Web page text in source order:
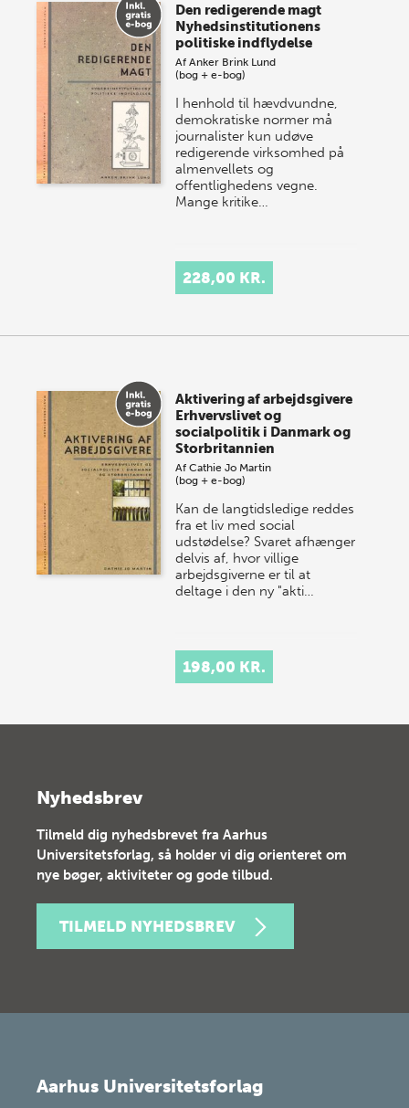
Den redigerende magt
Nyhedsinstitutionens
politiske indflydelse
AfAnker Brink Lund
(bog + e-bog)
I henhold til hævdvundne,
demokratiske normer må
journalister kun udøve
redigerende virksomhed på
almenvellets og
offentlighedens vegne.
Mange kritike…
228,00 KR.
Aktivering af arbejdsgivere
Erhvervslivet og
socialpolitik i Danmark og
Storbritannien
AfCathie Jo Martin
(bog + e-bog)
Kan de langtidsledige reddes
fra et liv med social
udstødelse? Svaret afhænger
delvis af, hvor villige
arbejdsgiverne er til at
deltage i den ny "akti…
198,00 KR.
Nyhedsbrev
Tilmeld dig nyhedsbrevet fra Aarhus
Universitetsforlag, så holder vi dig orienteret om
nye bøger, aktiviteter og gode tilbud.
TILMELD NYHEDSBREV
Aarhus Universitetsforlag